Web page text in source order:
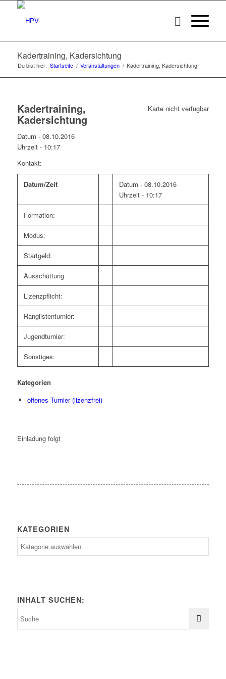
Kadertraining, Kadersichtung
Du bist hier: Startseite / Veranstaltungen / Kadertraining, Kadersichtung
Karte nicht verfügbar
Kadertraining,
Kadersichtung
Datum - 08.10.2016
Uhrzeit - 10:17
Kontakt:
Datum/Zeit
Datum - 08.10.2016
Uhrzeit - 10:17
Formation:
Modus:
Startgeld:
Ausschüttung
Lizenzpflicht:
Ranglistenturnier:
Jugendturnier:
Sonstiges:
Kategorien
offenes Turnier (lizenzfrei)
Einladung folgt
KATEGORIEN
INHALT SUCHEN: